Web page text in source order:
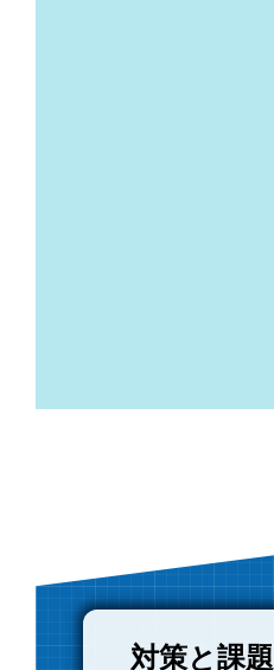
対策と課題